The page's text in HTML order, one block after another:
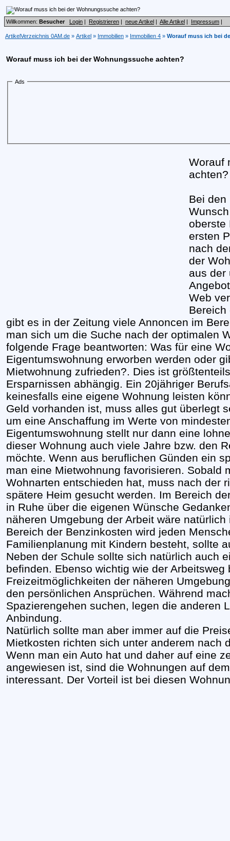
Willkommen: Besucher Login | Registrieren | neue Artikel | Alle Artikel | Impressum |
ArtikelVerzeichnis 0AM.de » Artikel » Immobilien » Immobilien 4 » Worauf muss ich bei
Worauf muss ich bei der Wohnungssuche achten?
Ads
Worauf
achten?
Bei den
oberste
ersten
nach
der
aus der
Web
gibt es in der Zeitung viele Annoncen im
man sich um die Suche nach der optimalen
folgende Frage beantworten: Was für eine
Eigentumswohnung erworben werden oder
Mietwohnung zufrieden?. Dies ist
Ersparnissen abhängig. Ein 20jähriger
keinesfalls eine eigene Wohnung leisten
Geld vorhanden ist, muss alles gut überlegt
um eine Anschaffung im Werte von
Eigentumswohnung stellt nur dann eine
dieser Wohnung auch viele Jahre bzw. den
möchte. Wenn aus beruflichen Günden ein
man eine Mietwohnung favorisieren. Sobald
Wohnarten entschieden hat, muss nach der
spätere Heim gesucht werden. Im Bereich
in Ruhe über die eigenen Wünsche
näheren Umgebung der Arbeit wäre
Bereich der Benzinkosten wird jeden
Familienplanung mit Kindern besteht, sollte
Neben der Schule sollte sich natürlich auch
befinden. Ebenso wichtig wie der Arbeitsweg
Freizeitmöglichkeiten der näheren
den persönlichen Ansprüchen. Während
Spazierengehen suchen, legen die anderen
Anbindung.
Natürlich sollte man aber immer auf die
Mietkosten richten sich unter anderem nach
Wenn man ein Auto hat und daher auf eine
angewiesen ist, sind die Wohnungen auf
interessant. Der Vorteil ist bei diesen